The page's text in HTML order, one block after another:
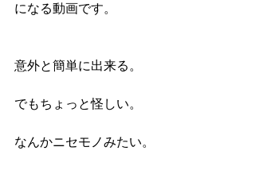
になる動画です。
意外と簡単に出来る。
でもちょっと怪しい。
なんかニセモノみたい。